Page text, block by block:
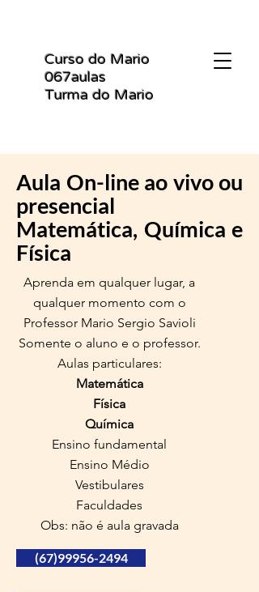
Curso do Mario
067aulas
Turma do Mario
Aula On-line ao vivo ou
presencial
Matemática, Química e
Física
Aprenda em qualquer lugar, a
qualquer momento com o
Professor Mario Sergio Savioli
Somente o aluno e o professor.
Aulas particulares:
Matemática
Física
Química
Ensino fundamental
Ensino Médio
Vestibulares
Faculdades
Obs: não é aula gravada
(67)99956-2494